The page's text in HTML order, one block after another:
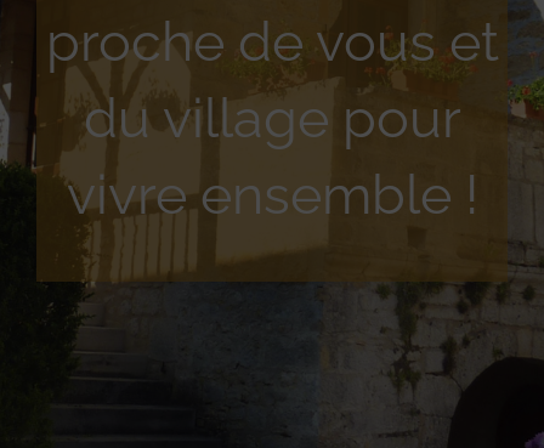
proche de vous et
du village pour
vivre ensemble !